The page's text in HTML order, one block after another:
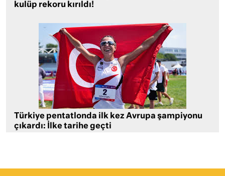
kulüp rekoru kırıldı!
Türkiye pentatlonda ilk kez Avrupa şampiyonu
çıkardı: İlke tarihe geçti